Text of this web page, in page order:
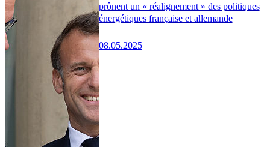
prônent un « réalignement » des politiques
énergétiques française et allemande
08.05.2025